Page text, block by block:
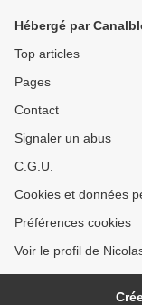
Hébergé par
Top articles
Pages
Contact
Signaler un abus
C.G.U.
Cookies et données
Préférences cookies
Voir le profil de